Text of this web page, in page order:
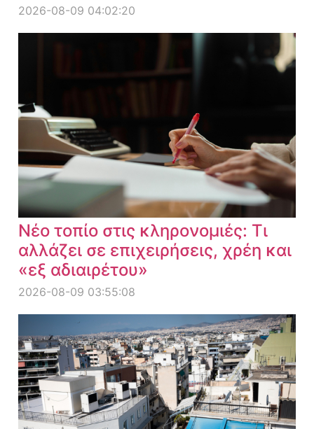
2026-08-09 04:02:20
Νέο τοπίο στις κληρονομιές: Τι
αλλάζει σε επιχειρήσεις, χρέη και
«εξ αδιαιρέτου»
2026-08-09 03:55:08